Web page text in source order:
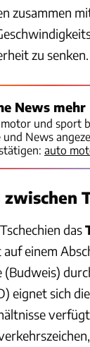
zusammen
zu senken.
News mehr
und sport
und News
auto
das
einem
(Budweis)
eignet sich